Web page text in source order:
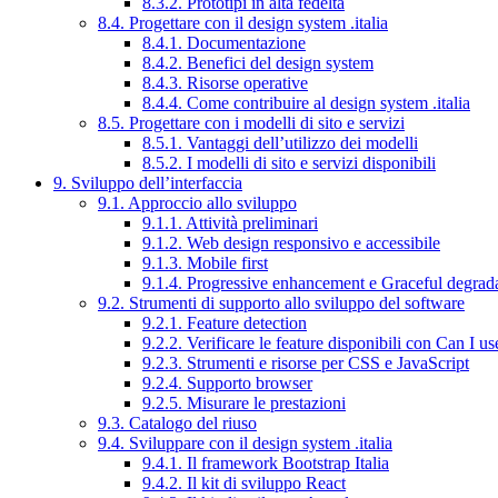
8.4. Progettare con il design system .italia
8.4.1. Documentazione
8.4.2. Benefici del design system
8.4.3. Risorse operative
8.4.4. Come contribuire al design system .italia
8.5. Progettare con i modelli di sito e servizi
8.5.1. Vantaggi dell’utilizzo dei modelli
8.5.2. I modelli di sito e servizi disponibili
9. Sviluppo dell’interfaccia
9.1. Approccio allo sviluppo
9.1.1. Attività preliminari
9.1.2. Web design responsivo e accessibile
9.1.3. Mobile first
9.1.4. Progressive enhancement e Graceful
9.2. Strumenti di supporto allo sviluppo del software
9.2.1. Feature detection
9.2.2. Verificare le feature disponibili con Can I
9.2.3. Strumenti e risorse per CSS e JavaScript
9.2.4. Supporto browser
9.2.5. Misurare le prestazioni
9.3. Catalogo del riuso
9.4. Sviluppare con il design system .italia
9.4.1. Il framework Bootstrap Italia
9.4.2. Il kit di sviluppo React